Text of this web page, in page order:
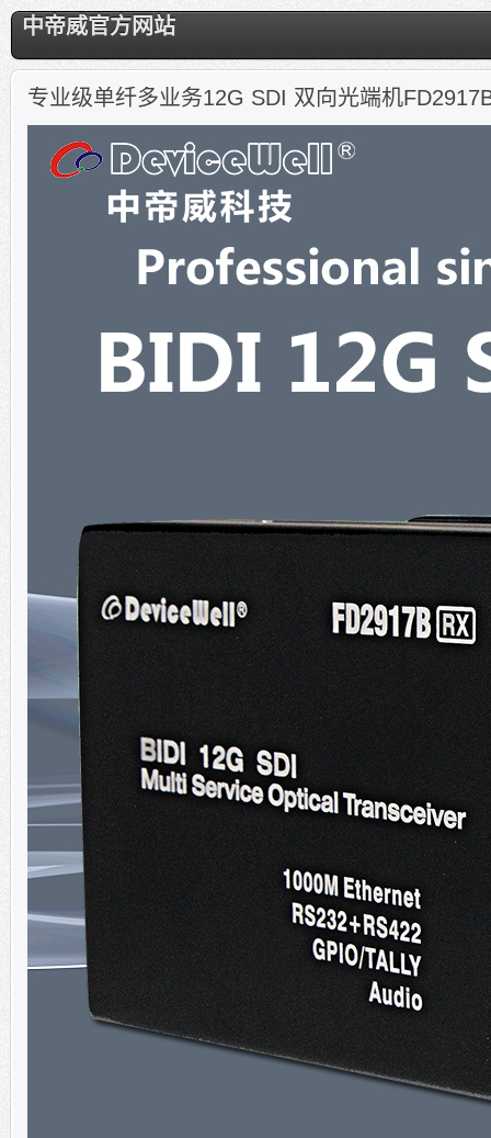
中帝威官方网站
专业级单纤多业务12G SDI 双向光端机